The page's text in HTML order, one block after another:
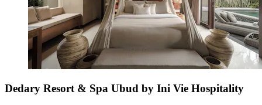
Dedary Resort & Spa Ubud by Ini Vie Hospitality